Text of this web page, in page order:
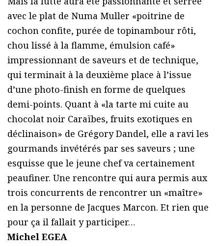
avec le plat de Numa Muller «poitrine de
cochon confite, purée de topinambour rôti,
chou lissé à la flamme, émulsion café»
impressionnant de saveurs et de technique,
qui terminait à la deuxième place à l’issue
d’une photo-finish en forme de quelques
demi-points. Quant à «la tarte mi cuite au
chocolat noir Caraïbes, fruits exotiques en
déclinaison» de Grégory Dandel, elle a ravi les
gourmands invétérés par ses saveurs ; une
esquisse que le jeune chef va certainement
peaufiner. Une rencontre qui aura permis aux
trois concurrents de rencontrer un «maître»
en la personne de Jacques Marcon. Et rien que
pour ça il fallait y participer…
Michel EGEA